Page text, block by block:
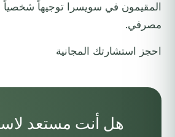
المقيمون في سويسرا توجيهاً
مصرفي.
احجز استشارتك المجانية
هل أنت مستعد